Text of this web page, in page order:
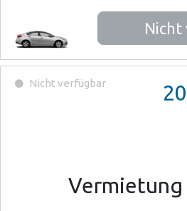
Nicht
Nicht verfügbar
Vermietung